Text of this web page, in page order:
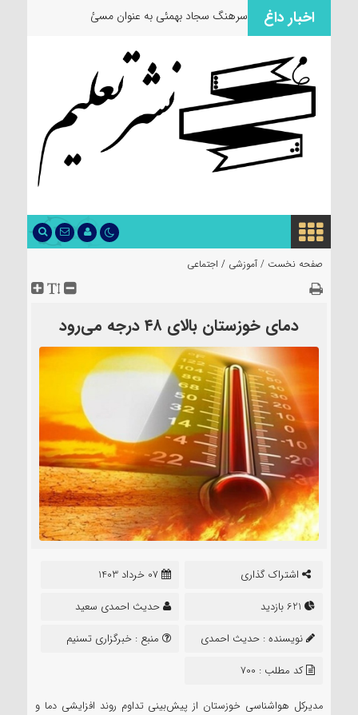
اخبار داغ سرهنگ سجاد بهمئی به عنوان مسئول جدید
صفحه نخست / آموزشی / اجتماعی
دمای ‌خوزستان‌ بالای ۴۸ درجه می‌رود
اشتراک گذاری
07 خرداد 1403
حدیث احمدی سعید
نویسنده : حدیث احمدی
سعید
منبع : خبرگزاری تسنیم
کد مطلب : 700
مدیرکل هواشناسی خوزستان از پیش‌بینی تداوم روند افزایشی دما و